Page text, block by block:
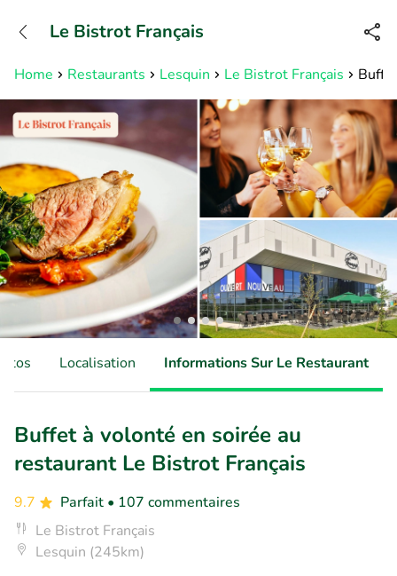
Disponible jusqu'à 23:00 heures
Home Restaurants Lesquin Le Bistrot Français
Le Bistrot Français
Localisation Informations Sur Le Restaurant
Buffet à volonté en soirée au
restaurant Le Bistrot Français
9.7 Parfait • 107 commentaires
Le Bistrot Français
Lesquin (245km)